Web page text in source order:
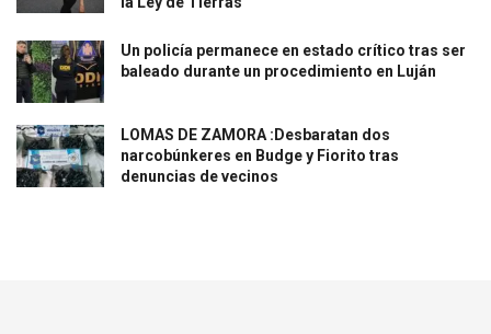
Un policía permanece en estado crítico tras ser
baleado durante un procedimiento en Luján
LOMAS DE ZAMORA :Desbaratan dos
narcobúnkeres en Budge y Fiorito tras
denuncias de vecinos